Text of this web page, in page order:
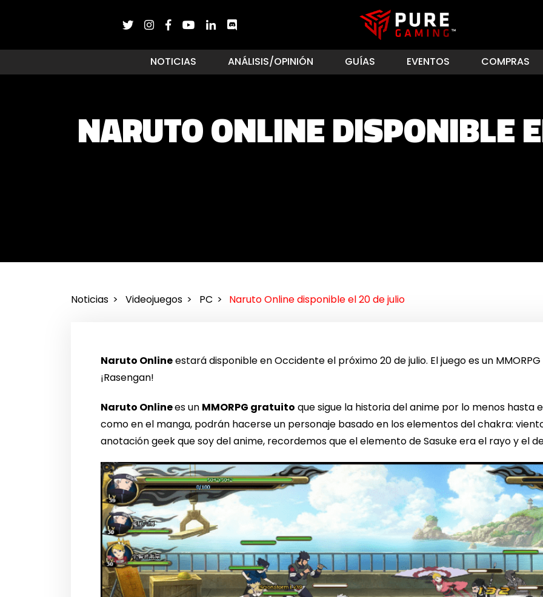
NOTICIAS ANÁLISIS/OPINIÓN GUÍAS EVENTOS COMPRAS
NARUTO ONLINE DISPONIBLE
Noticias Videojuegos PC Naruto Online disponible el 20 de julio
Naruto Onlineestará disponible en Occidente el próximo 20 de julio. El juego es un
¡Rasengan!
Naruto Onlinees un MMORPG gratuito que sigue la historia del anime por lo menos hasta
como en el manga, podrán hacerse un personaje basado en los elementos del chakra:
anotación geek que soy del anime, recordemos que el elemento de Sasuke era el rayo y el